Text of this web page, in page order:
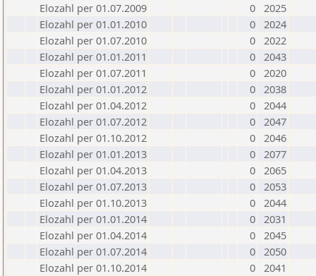
Elozahl per 01.07.2009
0 2025
Elozahl per 01.01.2010
0 2024
Elozahl per 01.07.2010
0 2022
Elozahl per 01.01.2011
0 2043
Elozahl per 01.07.2011
0 2020
Elozahl per 01.01.2012
0 2038
Elozahl per 01.04.2012
0 2044
Elozahl per 01.07.2012
0 2047
Elozahl per 01.10.2012
0 2046
Elozahl per 01.01.2013
0 2077
Elozahl per 01.04.2013
0 2065
Elozahl per 01.07.2013
0 2053
Elozahl per 01.10.2013
0 2044
Elozahl per 01.01.2014
0 2031
Elozahl per 01.04.2014
0 2045
Elozahl per 01.07.2014
0 2050
Elozahl per 01.10.2014
0 2041